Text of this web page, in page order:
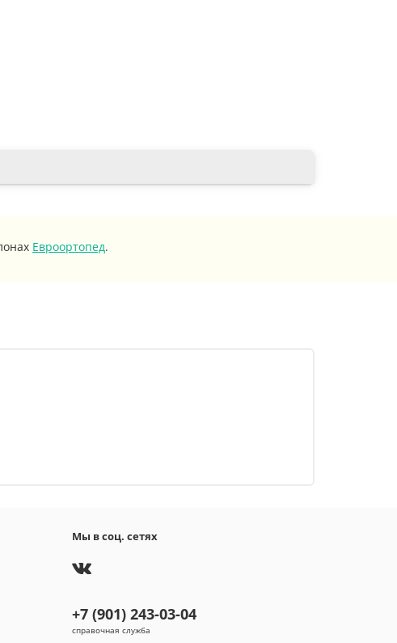
Евроортопед.
Мы в соц. сетях
+7 (901) 243-03-04
справочная служба